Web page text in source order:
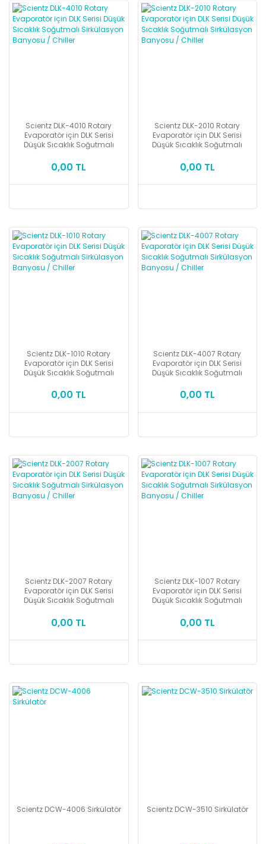
Scientz DLK-4010 Rotary
Evaporatör için DLK Serisi
Düşük Sıcaklık Soğutmalı
0,00 TL
Scientz DLK-2010 Rotary
Evaporatör için DLK Serisi
Düşük Sıcaklık Soğutmalı
0,00 TL
Scientz DLK-1010 Rotary
Evaporatör için DLK Serisi
Düşük Sıcaklık Soğutmalı
0,00 TL
Scientz DLK-4007 Rotary
Evaporatör için DLK Serisi
Düşük Sıcaklık Soğutmalı
0,00 TL
Scientz DLK-2007 Rotary
Evaporatör için DLK Serisi
Düşük Sıcaklık Soğutmalı
0,00 TL
Scientz DLK-1007 Rotary
Evaporatör için DLK Serisi
Düşük Sıcaklık Soğutmalı
0,00 TL
Scientz DCW-4006 Sirkülatör Scientz DCW-3510 Sirkülatör